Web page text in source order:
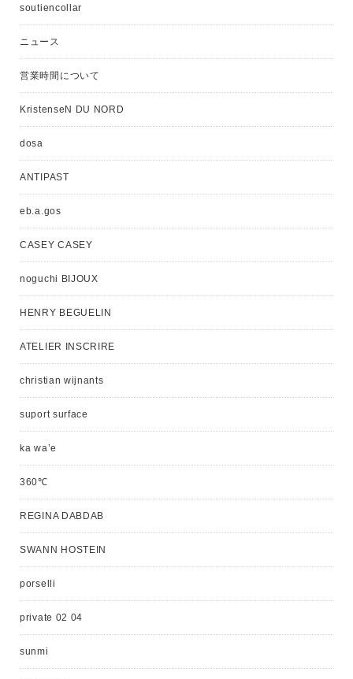
soutiencollar
ニュース
営業時間について
KristenseN DU NORD
dosa
ANTIPAST
eb.a.gos
CASEY CASEY
noguchi BIJOUX
HENRY BEGUELIN
ATELIER INSCRIRE
christian wijnants
suport surface
ka wa’e
360℃
REGINA DABDAB
SWANN HOSTEIN
porselli
private 02 04
sunmi